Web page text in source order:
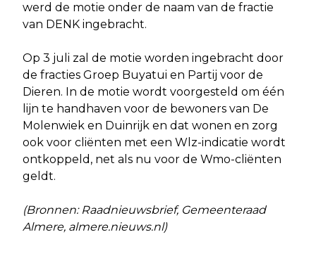
werd de motie onder de naam van de fractie
van DENK ingebracht.
Op 3 juli zal de motie worden ingebracht door
de fracties Groep Buyatui en Partij voor de
Dieren. In de motie wordt voorgesteld om één
lijn te handhaven voor de bewoners van De
Molenwiek en Duinrijk en dat wonen en zorg
ook voor cliënten met een Wlz-indicatie wordt
ontkoppeld, net als nu voor de Wmo-cliënten
geldt.
(Bronnen: Raadnieuwsbrief, Gemeenteraad
Almere, almere.nieuws.nl)